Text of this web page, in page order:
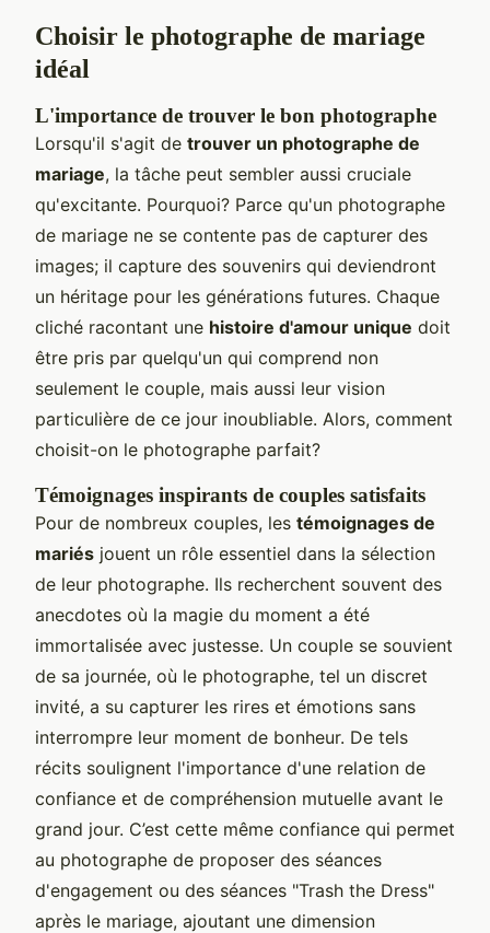
Choisir le photographe de mariage
idéal
L'importance de trouver le bon photographe
Lorsqu'il s'agit de trouver un photographe de
mariage, la tâche peut sembler aussi cruciale
qu'excitante. Pourquoi? Parce qu'un photographe
de mariage ne se contente pas de capturer des
images; il capture des souvenirs qui deviendront
un héritage pour les générations futures. Chaque
cliché racontant une histoire d'amour unique doit
être pris par quelqu'un qui comprend non
seulement le couple, mais aussi leur vision
particulière de ce jour inoubliable. Alors, comment
choisit-on le photographe parfait?
Témoignages inspirants de couples satisfaits
Pour de nombreux couples, les témoignages de
mariés jouent un rôle essentiel dans la sélection
de leur photographe. Ils recherchent souvent des
anecdotes où la magie du moment a été
immortalisée avec justesse. Un couple se souvient
de sa journée, où le photographe, tel un discret
invité, a su capturer les rires et émotions sans
interrompre leur moment de bonheur. De tels
récits soulignent l'importance d'une relation de
confiance et de compréhension mutuelle avant le
grand jour. C’est cette même confiance qui permet
au photographe de proposer des séances
d'engagement ou des séances "Trash the Dress"
après le mariage, ajoutant une dimension